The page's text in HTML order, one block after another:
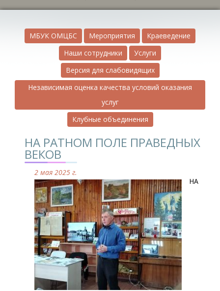
МБУК ОМЦБС Мероприятия
Краеведение
Наши сотрудники
Услуги
Версия для слабовидящих
Независимая оценка качества условий оказания
услуг
Клубные объединения
НА РАТНОМ ПОЛЕ ПРАВЕДНЫХ
ВЕКОВ
2 мая 2025 г.
НА